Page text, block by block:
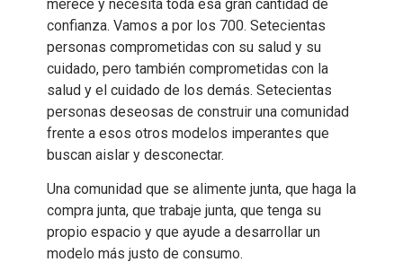
merece y necesita toda esa gran cantidad de
confianza. Vamos a por los 700. Setecientas
personas comprometidas con su salud y su
cuidado, pero también comprometidas con la
salud y el cuidado de los demás. Setecientas
personas deseosas de construir una comunidad
frente a esos otros modelos imperantes que
buscan aislar y desconectar.
Una comunidad que se alimente junta, que haga la
compra junta, que trabaje junta, que tenga su
propio espacio y que ayude a desarrollar un
modelo más justo de consumo.